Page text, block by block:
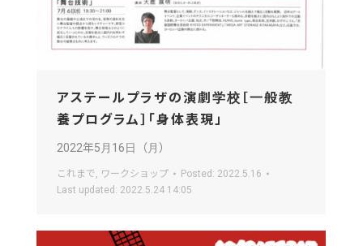
アステールプラザの演劇学校［一般教
養プログラム］「身体表現」
2022年5月16日（月）
これまで, ワークショップ Posted: 2022.5.16
Last updated: 2022.5.24 14:05